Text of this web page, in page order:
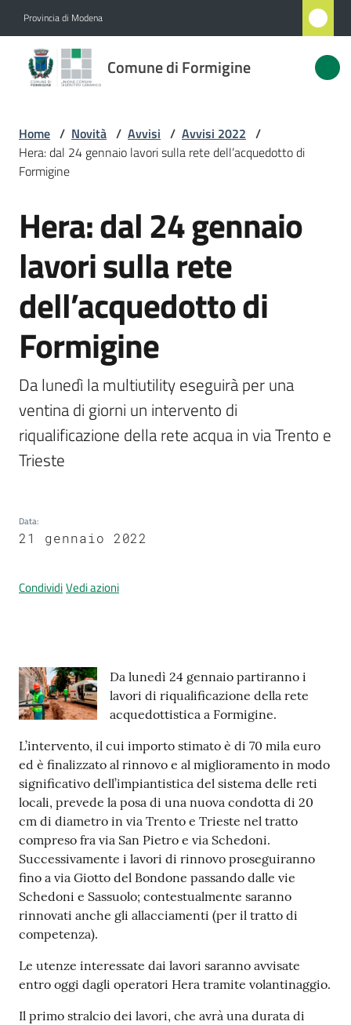
Provincia di Modena
Comune di Formigine
Comune
di
Amministrazione
Novità
Menu selezionato
Servizi
Vivere
Formigine
Prenotazione
appuntamenti
l
e
a
e
o
gli
argomenti...
Seguici
su
Home / Novità / Avvisi / Avvisi 2022 /
Hera: dal 24 gennaio lavori sulla rete dell’acquedotto di
Formigine
Salta al contenuto
Hera: dal 24 gennaio
lavori sulla rete
dell’acquedotto di
Formigine
Da lunedì la multiutility eseguirà per una
ventina di giorni un intervento di
riqualificazione della rete acqua in via Trento e
Trieste
Data:
21 gennaio 2022
CondividiVedi azioni
Contenuto
Da lunedì 24 gennaio partiranno i
lavori di riqualificazione della rete
acquedottistica a Formigine.
L’intervento, il cui importo stimato è di 70 mila euro
ed è finalizzato al rinnovo e al miglioramento in modo
significativo dell’impiantistica del sistema delle reti
locali, prevede la posa di una nuova condotta di 20
cm di diametro in via Trento e Trieste nel tratto
compreso fra via San Pietro e via Schedoni.
Successivamente i lavori di rinnovo proseguiranno
fino a via Giotto del Bondone passando dalle vie
Schedoni e Sassuolo; contestualmente saranno
rinnovati anche gli allacciamenti (per il tratto di
competenza).
Le utenze interessate dai lavori saranno avvisate
entro oggi dagli operatori Hera tramite volantinaggio.
Il primo stralcio dei lavori, che avrà una durata di